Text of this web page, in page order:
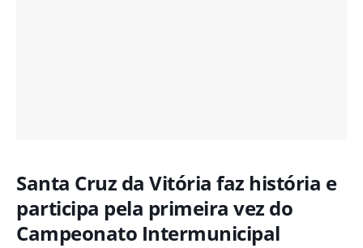
Santa Cruz da Vitória faz história e
participa pela primeira vez do
Campeonato Intermunicipal